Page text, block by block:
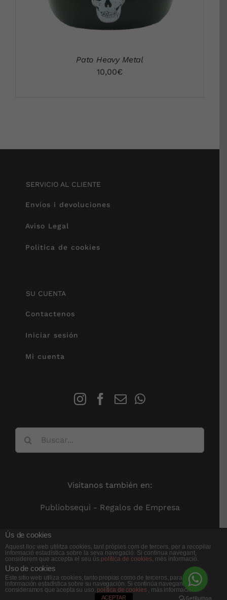
Pato Heavy Metal
10,00€
SERVICIO AL CLIENTE
Envíos i devoluciones
Aviso Legal
Política de cookies
SU CUENTA
Contactenos
Iniciar sesión
Mi cuenta
Visitanos también en:
Publiobsequi - Regalos de Empresa
© Copyright 2012 -2026 | Sun Botiga | Tots els drets reservats
Ús de cookies
Aquest lloc web utilitza cookies, tant pròpies com de tercers, per a recopilar
informació estadística sobre la seva navegació. Si continua navegant,
considerem que accepta el seu ús.política de cookies, més informació.
Uso de cookies
Este sitio web utiliza cookies, tanto propias como de terceros, para recopilar
información estadística sobre su navegación. Si continúa navegando,
consideramos que acepta su uso. política de cookies , más información.
ACEPTAR